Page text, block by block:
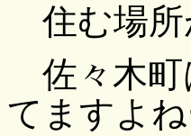
住む場所
佐々木町
てますよね